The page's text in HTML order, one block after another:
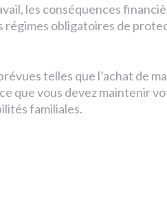
les conséquences
régimes obligatoires de
telles que l’achat de
que vous devez maintenir
familiales.